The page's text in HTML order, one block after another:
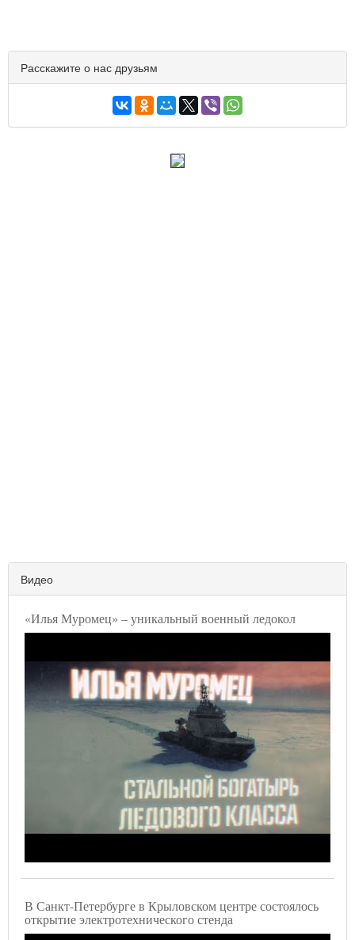
Расскажите о нас друзьям
Видео
«Илья Муромец» – уникальный военный ледокол
В Санкт-Петербурге в Крыловском центре состоялось
открытие электротехнического стенда